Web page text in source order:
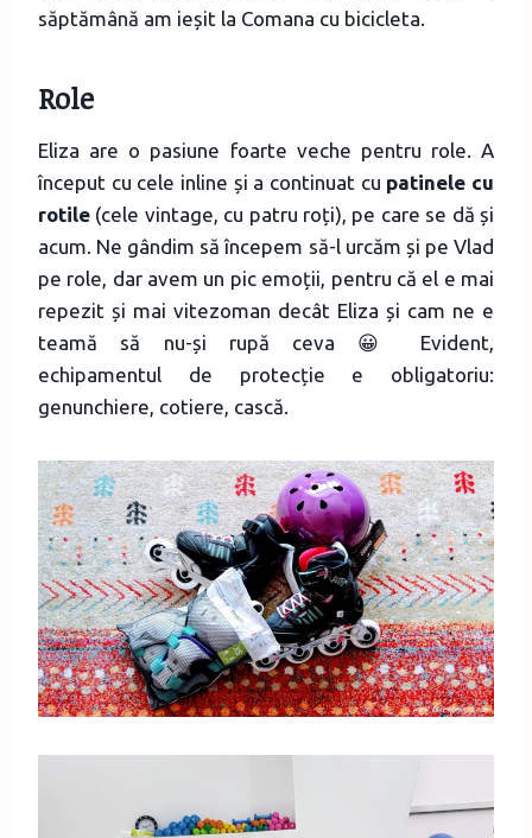
săptămână am ieșit la Comana cu bicicleta.
Role
Eliza are o pasiune foarte veche pentru role. A
început cu cele inline și a continuat cu patinele cu
rotile (cele vintage, cu patru roți), pe care se dă și
acum. Ne gândim să începem să-l urcăm și pe Vlad
pe role, dar avem un pic emoții, pentru că el e mai
repezit și mai vitezoman decât Eliza și cam ne e
teamă să nu-și rupă ceva 😀 Evident,
echipamentul de protecție e obligatoriu:
genunchiere, cotiere, cască.